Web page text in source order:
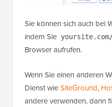
Sie können sich auch bei
indem Sie
Browser aufrufen.
Wenn Sie einen anderen
Dienst wieSiteGround,
andere verwenden, dann